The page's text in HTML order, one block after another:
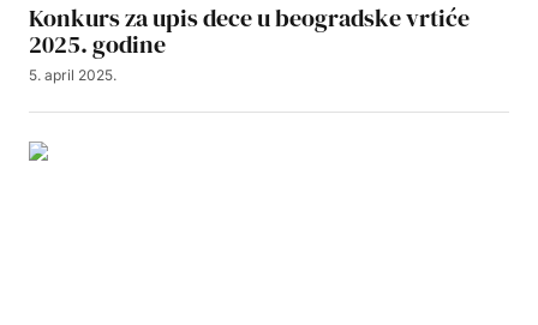
Konkurs za upis dece u beogradske vrtiće
2025. godine
5. april 2025.